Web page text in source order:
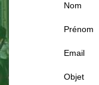
Nom
Prénom
Email
Objet